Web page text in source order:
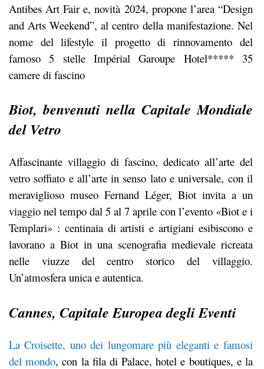
Antibes Art Fair e, novità 2024, propone l’area “Design
and Arts Weekend”, al centro della manifestazione. Nel
nome del lifestyle il progetto di rinnovamento del
famoso 5 stelle Impérial Garoupe Hotel***** 35
camere di fascino
Biot, benvenuti nella Capitale Mondiale
del Vetro
Affascinante villaggio di fascino, dedicato all’arte del
vetro soffiato e all’arte in senso lato e universale, con il
meraviglioso museo Fernand Léger, Biot invita a un
viaggio nel tempo dal 5 al 7 aprile con l’evento «Biot e i
Templari» : centinaia di artisti e artigiani esibiscono e
lavorano a Biot in una scenografia medievale ricreata
nelle viuzze del centro storico del villaggio.
Un’atmosfera unica e autentica.
Cannes, Capitale Europea degli Eventi
La Croisette, uno dei lungomare più eleganti e famosi
del mondo, con la fila di Palace, hotel e boutiques, e la